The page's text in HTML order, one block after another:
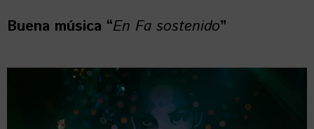
Buena música “En Fa sostenido”